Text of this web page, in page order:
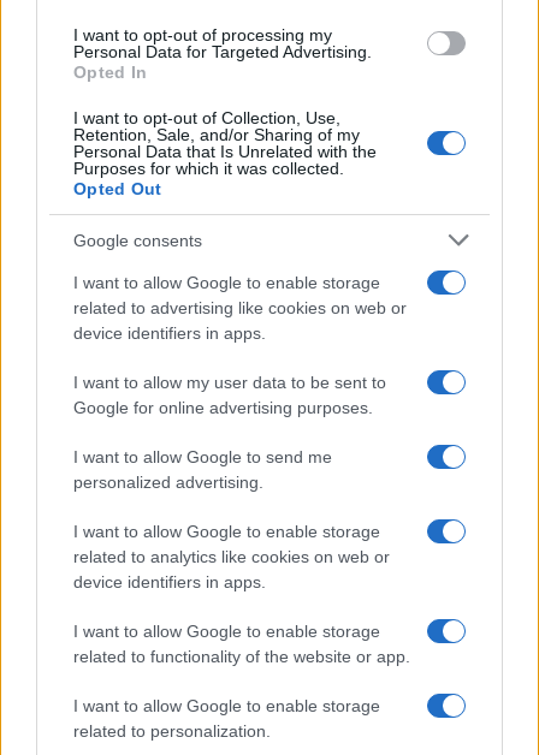
I want to opt-out of processing my
Personal Data for Targeted Advertising.
Opted In
I want to opt-out of Collection, Use,
Retention, Sale, and/or Sharing of my
Personal Data that Is Unrelated with the
Purposes for which it was collected.
Opted Out
Google consents
I want to allow Google to enable storage
related to advertising like cookies on web or
device identifiers in apps.
I want to allow my user data to be sent to
Google for online advertising purposes.
I want to allow Google to send me
personalized advertising.
I want to allow Google to enable storage
related to analytics like cookies on web or
device identifiers in apps.
I want to allow Google to enable storage
related to functionality of the website or app.
I want to allow Google to enable storage
related to personalization.
Sei già abbonato?
Puoi effettuare l'accesso andando nella
sezione Logindal menù del sito o
cliccandoqui
TEMI: Golfo Aranci Notizie
Notizie Golfo Aranci
Notizie in tempo reale?
Entra nel canale telegram di
GalluraOggi.it
Inviaci le tue segnalazioni,
i tuoi video e le tue foto
Su WhatsApp al numero +39
345 356 7512